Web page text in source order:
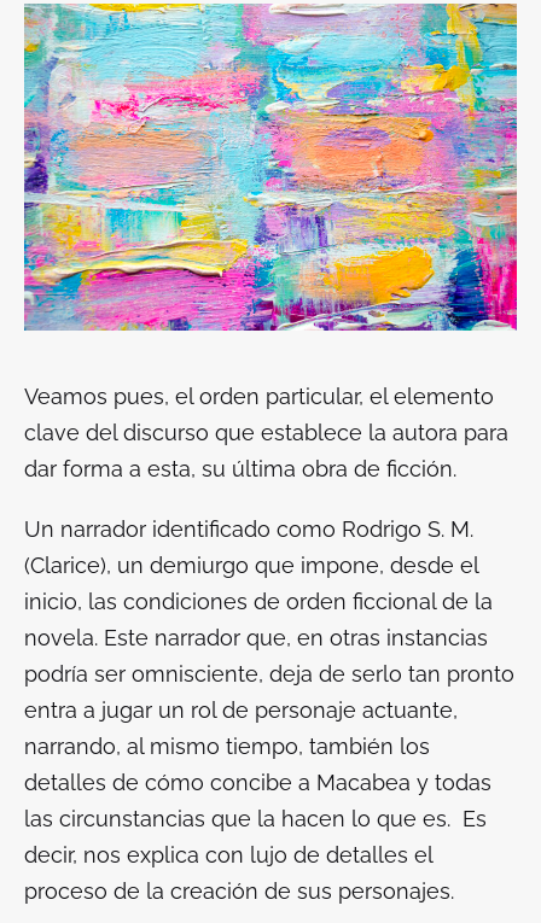
Veamos pues, el orden particular, el elemento
clave del discurso que establece la autora para
dar forma a esta, su última obra de ficción.
Un narrador identificado como Rodrigo S. M.
(Clarice), un demiurgo que impone, desde el
inicio, las condiciones de orden ficcional de la
novela. Este narrador que, en otras instancias
podría ser omnisciente, deja de serlo tan pronto
entra a jugar un rol de personaje actuante,
narrando, al mismo tiempo, también los
detalles de cómo concibe a Macabea y todas
las circunstancias que la hacen lo que es. Es
decir, nos explica con lujo de detalles el
proceso de la creación de sus personajes.